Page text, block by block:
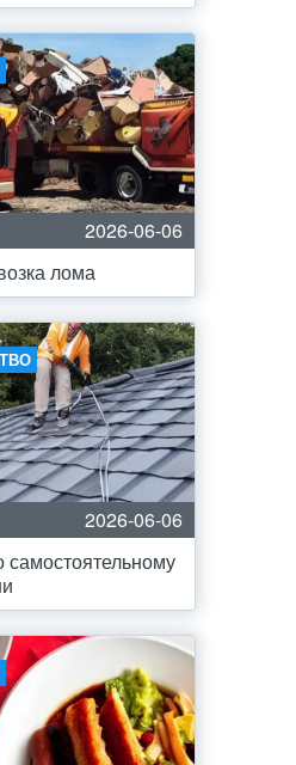
2026-06-06
лома
2026-06-06
самостоятельному